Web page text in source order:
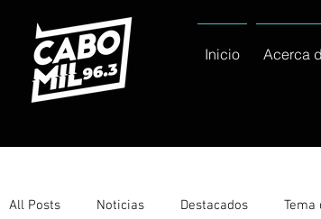
Inicio Acerca
All Posts Noticias Destacados Tema